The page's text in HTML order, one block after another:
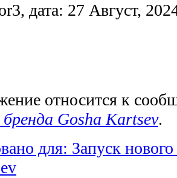
дата: 27 Август,
относится к
Gosha Kartsev.
для: Запуск